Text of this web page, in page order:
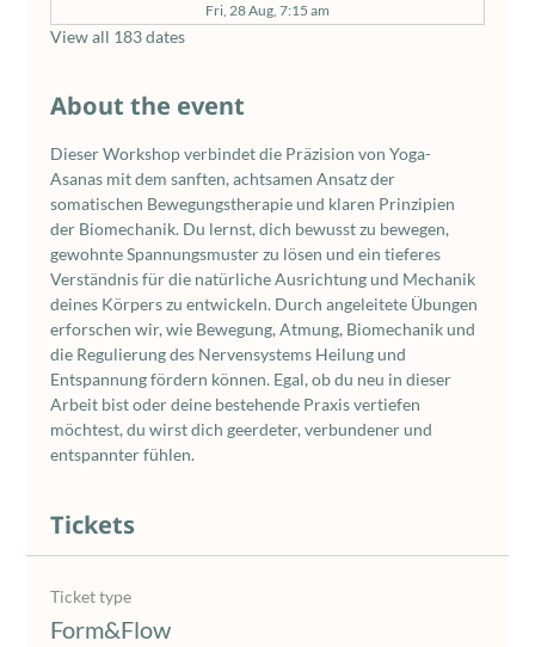
Fri, 28 Aug, 7:15 am
View all 183 dates
About the event
Dieser Workshop verbindet die Präzision von Yoga-
Asanas mit dem sanften, achtsamen Ansatz der
somatischen Bewegungstherapie und klaren Prinzipien
der Biomechanik. Du lernst, dich bewusst zu bewegen,
gewohnte Spannungsmuster zu lösen und ein tieferes
Verständnis für die natürliche Ausrichtung und Mechanik
deines Körpers zu entwickeln. Durch angeleitete Übungen
erforschen wir, wie Bewegung, Atmung, Biomechanik und
die Regulierung des Nervensystems Heilung und
Entspannung fördern können. Egal, ob du neu in dieser
Arbeit bist oder deine bestehende Praxis vertiefen
möchtest, du wirst dich geerdeter, verbundener und
entspannter fühlen.
Tickets
Ticket type
Form&Flow